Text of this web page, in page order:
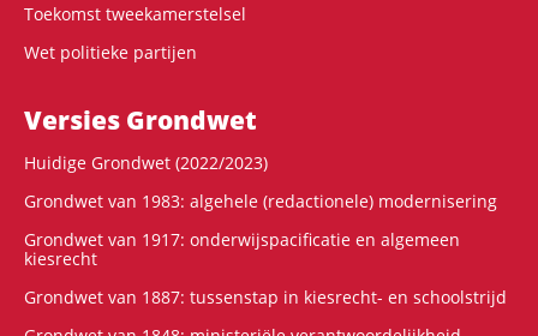
Toekomst tweekamerstelsel
Wet politieke partijen
Versies Grondwet
Huidige Grondwet (2022/2023)
Grondwet van 1983: algehele (redactionele) modernisering
Grondwet van 1917: onderwijspacificatie en algemeen
kiesrecht
Grondwet van 1887: tussenstap in kiesrecht- en schoolstrijd